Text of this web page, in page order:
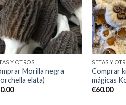
Add to
wishlist
Y OTROS
Morilla negra
elata)
SETAS Y
Comprar
mágicas
€60.00